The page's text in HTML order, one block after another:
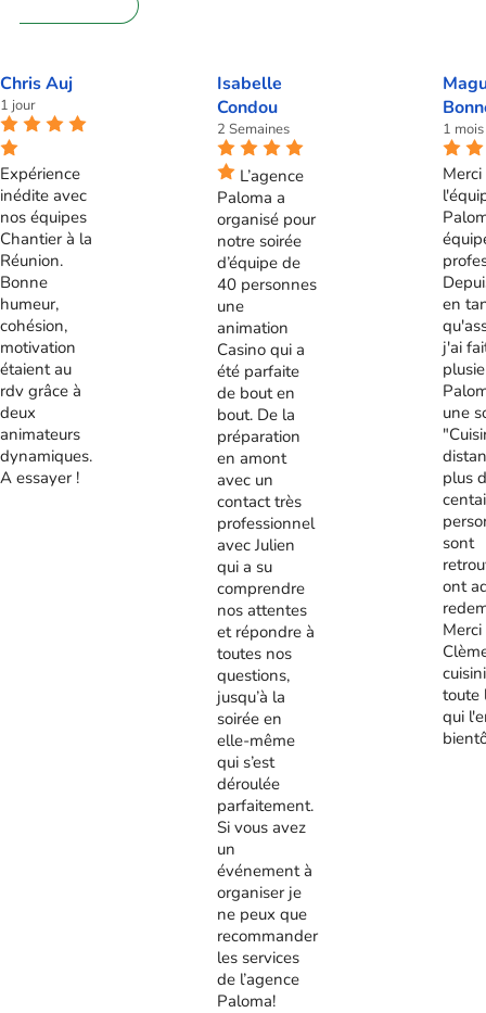
Chris Auj
1 jour
Expérience
inédite avec
nos équipes
Chantier à la
Réunion.
Bonne
humeur,
cohésion,
motivation
étaient au
rdv grâce à
deux
animateurs
dynamiques.
A essayer !
Isabelle
Condou
2 Semaines
L’agence
Paloma a
organisé pour
notre soirée
d’équipe de
40 personnes
une
animation
Casino qui a
été parfaite
de bout en
bout. De la
préparation
en amont
avec un
contact très
professionnel
avec Julien
qui a su
comprendre
nos attentes
et répondre à
toutes nos
questions,
jusqu’à la
soirée en
elle-même
qui s’est
déroulée
parfaitement.
Si vous avez
un
événement à
organiser je
ne peux que
recommander
les services
de l’agence
Paloma!
1 mois
en
j'ai
une
plus
sont
ont
Merci
toute
qui